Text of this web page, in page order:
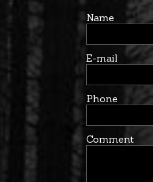
Name
E-mail
Phone
Comment